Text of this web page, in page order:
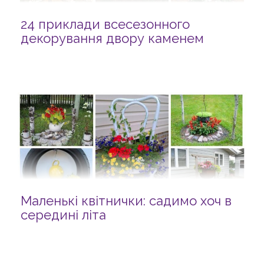
24 приклади всесезонного
декорування двору каменем
Маленькі квітнички: садимо хоч в
середині літа